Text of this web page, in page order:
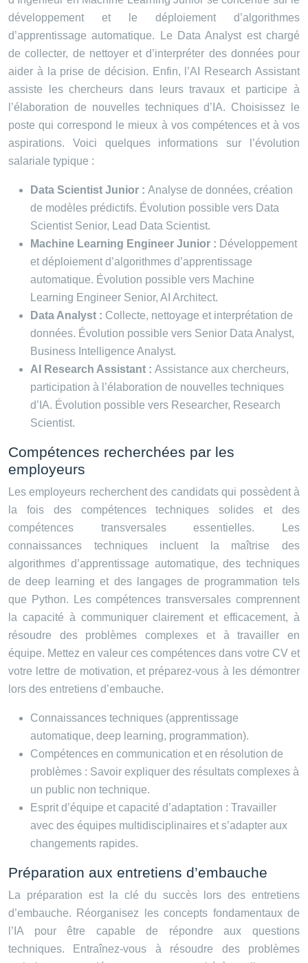
développement et le déploiement d’algorithmes
d’apprentissage automatique. Le Data Analyst est chargé
de collecter, de nettoyer et d’interpréter des données pour
aider à la prise de décision. Enfin, l’AI Research Assistant
assiste les chercheurs dans leurs travaux et participe à
l’élaboration de nouvelles techniques d’IA. Choisissez le
poste qui correspond le mieux à vos compétences et à vos
aspirations. Voici quelques informations sur l’évolution
salariale typique :
Data Scientist Junior : Analyse de données, création
de modèles prédictifs. Évolution possible vers Data
Scientist Senior, Lead Data Scientist.
Machine Learning Engineer Junior : Développement
et déploiement d’algorithmes d’apprentissage
automatique. Évolution possible vers Machine
Learning Engineer Senior, AI Architect.
Data Analyst : Collecte, nettoyage et interprétation de
données. Évolution possible vers Senior Data Analyst,
Business Intelligence Analyst.
AI Research Assistant : Assistance aux chercheurs,
participation à l’élaboration de nouvelles techniques
d’IA. Évolution possible vers Researcher, Research
Scientist.
Compétences recherchées par les
employeurs
Les employeurs recherchent des candidats qui possèdent à
la fois des compétences techniques solides et des
compétences transversales essentielles. Les
connaissances techniques incluent la maîtrise des
algorithmes d’apprentissage automatique, des techniques
de deep learning et des langages de programmation tels
que Python. Les compétences transversales comprennent
la capacité à communiquer clairement et efficacement, à
résoudre des problèmes complexes et à travailler en
équipe. Mettez en valeur ces compétences dans votre CV et
votre lettre de motivation, et préparez-vous à les démontrer
lors des entretiens d’embauche.
Connaissances techniques (apprentissage
automatique, deep learning, programmation).
Compétences en communication et en résolution de
problèmes : Savoir expliquer des résultats complexes à
un public non technique.
Esprit d’équipe et capacité d’adaptation : Travailler
avec des équipes multidisciplinaires et s’adapter aux
changements rapides.
Préparation aux entretiens d’embauche
La préparation est la clé du succès lors des entretiens
d’embauche. Réorganisez les concepts fondamentaux de
l’IA pour être capable de répondre aux questions
techniques. Entraînez-vous à résoudre des problèmes